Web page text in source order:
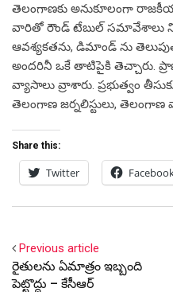
తెలంగాణకు అనుకూలంగా
వారితో రౌండ్ టేబుల్ సమావేశాలు
ఆవశ్యకతను, డిమాండ్ ను
అందరినీ ఒకే తాటిపైకి తెచ్చారు.
వ్యాసాలు వ్రాశారు. ప్రభుత్వం
తెలంగాణ జర్నలిస్టులు, తెలంగాణ
Share this:
Twitter
Previous article
రైతులను ఏమాత్రం ఇబ్బంది
పెట్టొద్దు – కేసీఆర్